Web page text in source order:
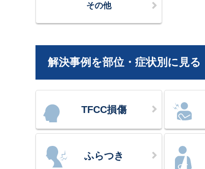
その他
解決事例を部位・症状別に見る
TFCC損傷
ふらつき